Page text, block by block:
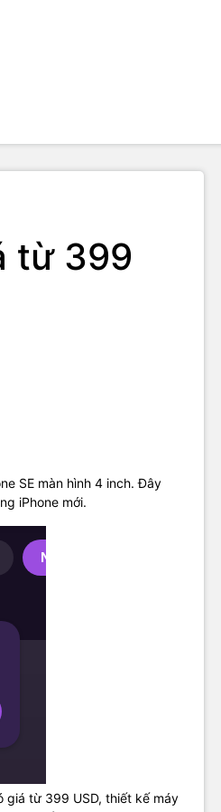
từ 399
SE màn hình 4 inch. Đây
iPhone mới.
giá từ 399 USD, thiết kế máy
có vẻ ngoài trông giống với iPhone 5S
12 MP, hỗ trợ quay video 4K và
SE khả năng kết nối 4G nhanh
cũng được làm tốt hơn, nhưng chưa
với iPhone 5S bằng dòng chữ